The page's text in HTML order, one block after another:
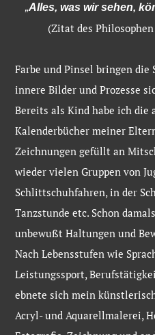
„Alles, was wir sehen,
(Zitat des
Farbe und Pinsel bringen die
innere Bilder und Prozesse
Bereits als Kind habe ich die
Kalenderbücher meiner
Zeichnungen gefüllt an
wieder vielen Gruppen von
Schlittschuhfahren, in der
Tanzstunde etc. Schon
unbewußt Haltungen und
Nach Lebensstufen wie
Leistungssport,
ebnete sich mein
Acryl- und Aquarellmalerei,